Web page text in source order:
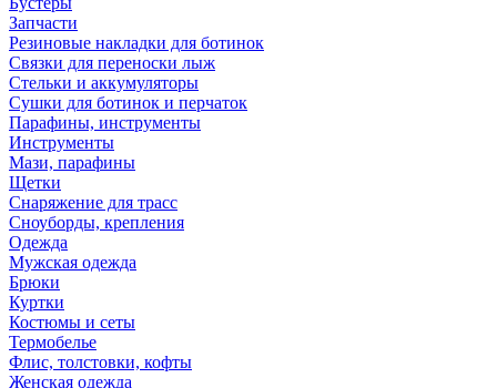
Запчасти
Резиновые накладки для ботинок
Связки для переноски лыж
Стельки и аккумуляторы
Сушки для ботинок и перчаток
Парафины, инструменты
Инструменты
Мази, парафины
Щетки
Снаряжение для трасс
Сноуборды, крепления
Одежда
Мужская одежда
Брюки
Куртки
Костюмы и сеты
Термобелье
Флис, толстовки, кофты
Женская одежда